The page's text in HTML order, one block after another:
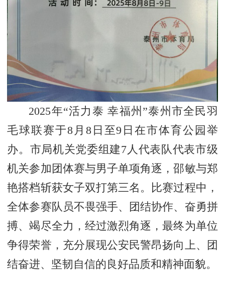
2025年“活力泰 幸福州”泰州市全民羽
毛球联赛于8月8日至9日在市体育公园举
办。市局机关党委组建7人代表队代表市级
机关参加团体赛与男子单项角逐，邵敏与郑
艳搭档斩获女子双打第三名。比赛过程中，
全体参赛队员不畏强手、团结协作、奋勇拼
搏、竭尽全力，经过激烈角逐，最终为单位
争得荣誉，充分展现公安民警昂扬向上、团
结奋进、坚韧自信的良好品质和精神面貌。